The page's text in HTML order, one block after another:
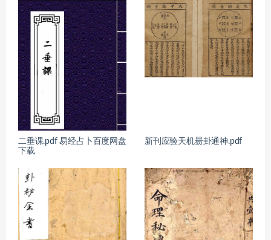
二垂课.pdf 易经占卜百度网盘
下载
新刊应验天机昜卦通神.pdf